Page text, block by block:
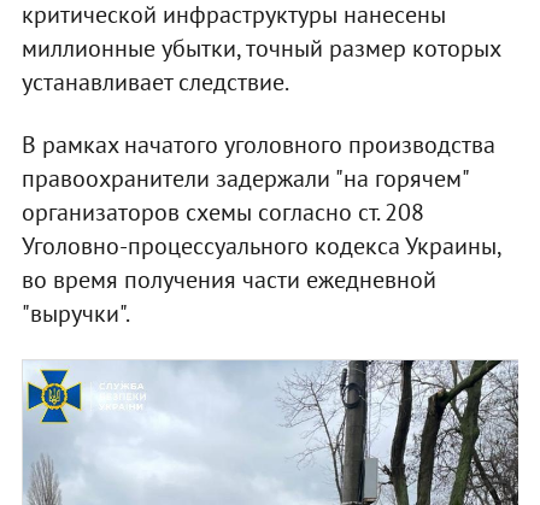
критической инфраструктуры нанесены
миллионные убытки, точный размер которых
устанавливает следствие.
В рамках начатого уголовного производства
правоохранители задержали "на горячем"
организаторов схемы согласно ст. 208
Уголовно-процессуального кодекса Украины,
во время получения части ежедневной
"выручки".